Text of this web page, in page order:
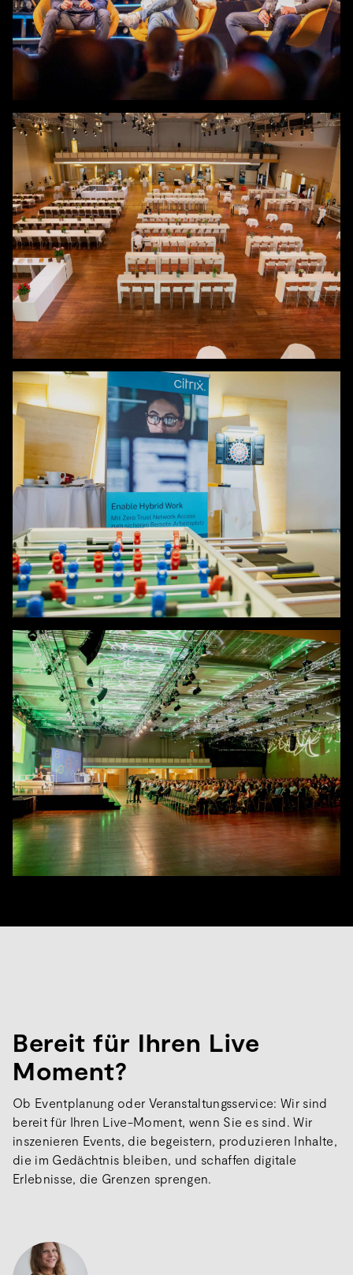
Bereit für Ihren Live
Moment?
Ob Eventplanung oder Veranstaltungsservice: Wir sind
bereit für Ihren Live-Moment, wenn Sie es sind. Wir
inszenieren Events, die begeistern, produzieren Inhalte,
die im Gedächtnis bleiben, und schaffen digitale
Erlebnisse, die Grenzen sprengen.